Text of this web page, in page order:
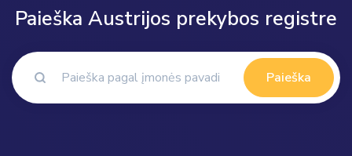
Paieška Austrijos prekybos registre
Paieška